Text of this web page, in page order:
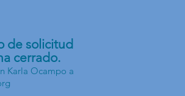
de solicitud
cerrado.
Karla Ocampo a